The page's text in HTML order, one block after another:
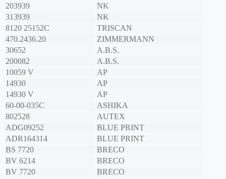
203939
NK
313939
NK
8120 25152C
TRISCAN
470.2436.20
ZIMMERMANN
30652
A.B.S.
200082
A.B.S.
10059 V
AP
14930
AP
14930 V
AP
60-00-035C
ASHIKA
802528
AUTEX
ADG09252
BLUE PRINT
ADR164314
BLUE PRINT
BS 7720
BRECO
BV 6214
BRECO
BV 7720
BRECO